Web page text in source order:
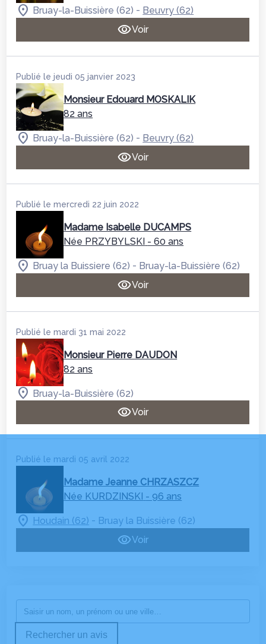
Bruay-la-Buissière (62) - Beuvry (62)
Voir
Publié le jeudi 05 janvier 2023
Monsieur Edouard MOSKALIK
82 ans
Bruay-la-Buissière (62) - Beuvry (62)
Voir
Publié le mercredi 22 juin 2022
Madame Isabelle DUCAMPS
Née PRZYBYLSKI - 60 ans
Bruay la Buissiere (62) - Bruay-la-Buissière (62)
Voir
Publié le mardi 31 mai 2022
Monsieur Pierre DAUDON
82 ans
Bruay-la-Buissière (62)
Voir
Publié le mardi 05 avril 2022
Madame Jeanne CHRZASZCZ
Née KURDZINSKI - 96 ans
Houdain (62) - Bruay la Buissière (62)
Voir
Rechercher un avis